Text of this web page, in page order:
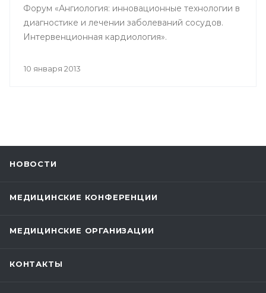
Форум «Ангиология: инновационные технологии в
диагностике и лечении заболеваний сосудов.
Интервенционная кардиология».
10 января 2013
НОВОСТИ
МЕДИЦИНСКИЕ КОНФЕРЕНЦИИ
МЕДИЦИНСКИЕ ОРГАНИЗАЦИИ
КОНТАКТЫ